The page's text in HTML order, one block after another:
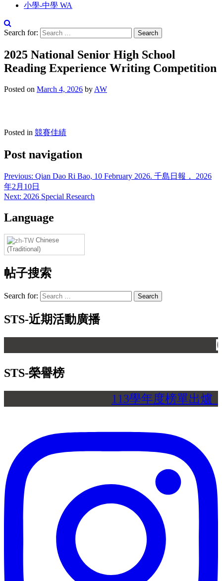
小學-中學 WA
Search for:
2025 National Senior High School
Reading Experience Writing Competition
Posted on March 4, 2026 by AW
Posted in 競賽佳績
Post navigation
Previous: Qian Dao Ri Bao, 10 February 2026. 千島日報， 2026
年2月10日
Next: 2026 Special Research
Language
Chinese
(Traditional)
帖子搜索
Search for:
STS-近期活動廣播
【
STS-榮譽榜
113學年度榜單出爐